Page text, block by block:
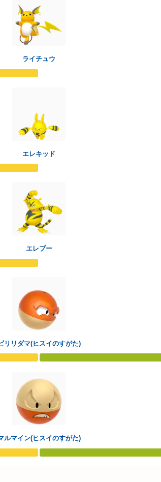
ライチュウ
エレキッド
エレブー
リリダマ(ヒスイのすがた)
ルマイン(ヒスイのすがた)